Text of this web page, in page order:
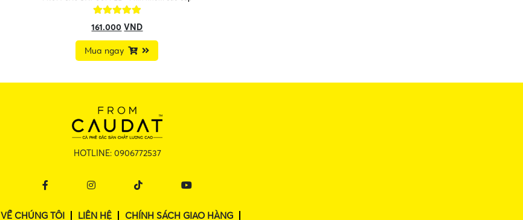
161.000 VND
Mua ngay
HOTLINE: 0906772537
VỀ CHÚNG TÔI LIÊN HỆ
CHÍNH SÁCH GIAO HÀNG